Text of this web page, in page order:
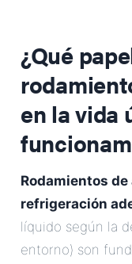
¿Qué
en la vida
Rodamientos
refrigeración
líquido según la
entorno) son